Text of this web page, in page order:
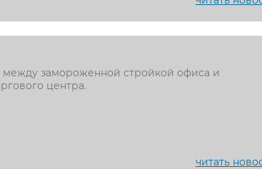
между замороженной стройкой офиса и
центра.
читать